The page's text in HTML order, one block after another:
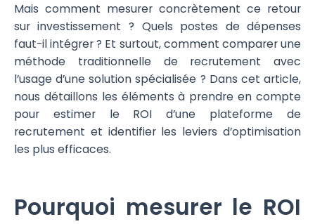
Mais comment mesurer concrètement ce retour
sur investissement ? Quels postes de dépenses
faut-il intégrer ? Et surtout, comment comparer une
méthode traditionnelle de recrutement avec
l’usage d’une solution spécialisée ? Dans cet article,
nous détaillons les éléments à prendre en compte
pour estimer le ROI d’une plateforme de
recrutement et identifier les leviers d’optimisation
les plus efficaces.
Pourquoi mesurer le ROI